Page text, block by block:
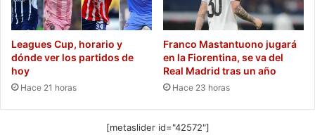
Leagues Cup, horario y
dónde ver los partidos de
hoy
Hace 21 horas
Franco Mastantuono jugará
en la Fiorentina, se va del
Real Madrid tras un año
Hace 23 horas
[metaslider id="42572"]